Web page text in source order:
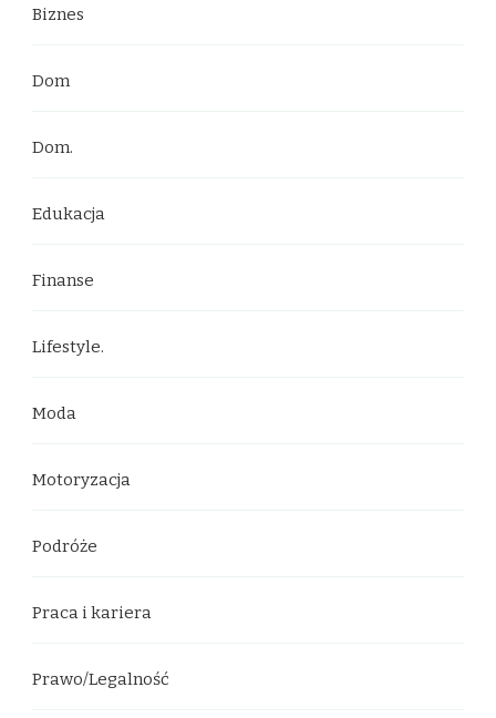
Biznes
Dom
Dom.
Edukacja
Finanse
Lifestyle.
Moda
Motoryzacja
Podróże
Praca i kariera
Prawo/Legalność